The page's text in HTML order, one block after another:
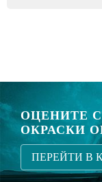
ОЦЕНИТЕ
ОКРАСКИ
ПЕРЕЙТИ В